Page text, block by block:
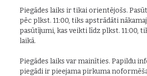
Piegādes laiks ir tikai orientējošs.
pēc plkst. 11:00, tiks apstrādāti
pasūtījumi, kas veikti līdz plkst. 11:00,
laikā.
Piegādes laiks var mainīties. Papildu
piegādi ir pieejama pirkuma